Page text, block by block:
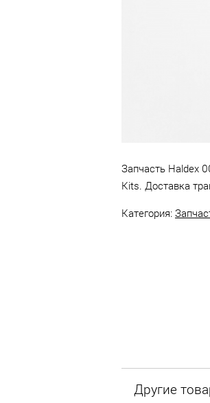
Запчасть Haldex
Kits. Доставка
Категория:
Другие